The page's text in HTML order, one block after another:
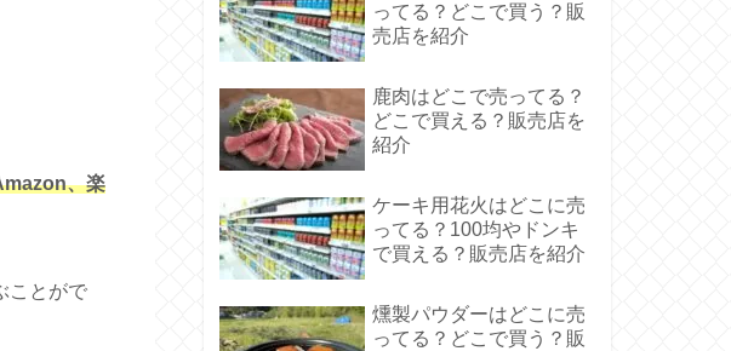
、楽
ことがで
ってる？どこで買う？販
売店を紹介
鹿肉はどこで売ってる？
どこで買える？販売店を
紹介
ケーキ用花火はどこに売
ってる？100均やドンキ
で買える？販売店を紹介
燻製パウダーはどこに売
ってる？どこで買う？販